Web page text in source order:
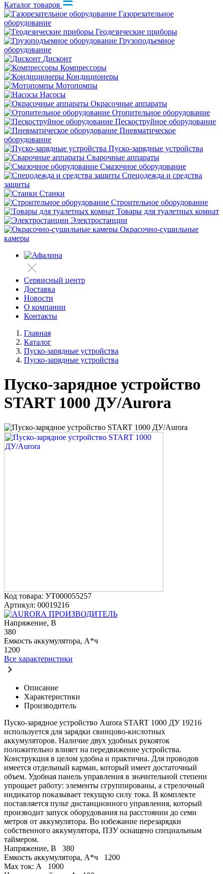
Каталог товаров
Газорезательное
оборудование
Геодезические приборы
Грузоподъемное
оборудование
Дисконт
Компрессоры
Кондиционеры
Мотопомпы
Насосы
Окрасочные аппараты
Отопительное оборудование
Пескоструйное оборудование
Пневматическое
оборудование
Пуско-зарядные устройства
Сварочные аппараты
Смазочное оборудование
Спецодежда и средства
защиты
Станки
Строительное оборудование
Товары для туалетных комнат
Электростанции
Окрасочно-сушильные
камеры
Сервисный центр
Доставка
Новости
О компании
Контакты
Главная
Каталог
Пуско-зарядные устройства
Пуско-зарядные устройства
Пуско-зарядное устройство
START 1000 ДУ/Aurora
Код товара: УТ000055257
Артикул: 00019216
ПРОИЗВОДИТЕЛЬ
Напряжение, В
380
Емкость аккумулятора, А*ч
1200
Все характеристики
Описание
Характеристики
Производитель
Пуско-зарядное устройство Aurora START 1000 ДУ 19216
используется для зарядки свинцово-кислотных
аккумуляторов. Наличие двух удобных рукояток
положительно влияет на передвижение устройства.
Конструкция в целом удобна и практична. Для проводов
имеется отдельный карман, который имеет достаточный
объем. Удобная панель управления в значительной степени
упрощает работу: элементы сгруппированы, а стрелочный
индикатор показывает текущую силу тока. В комплекте
поставляется пульт дистанционного управления, который
производит запуск оборудования на расстоянии до семи
метров от аккумулятора. Во избежание перезарядки
собственного аккумулятора, ПЗУ оснащено специальным
таймером.
Напряжение, В
380
Емкость аккумулятора, А*ч
1200
Max ток: А
1000